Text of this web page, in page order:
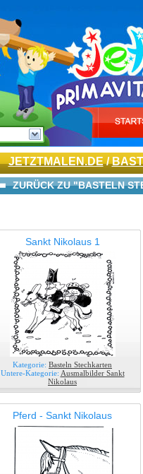
JETZTMALEN.DE/
ZURÜCK ZU "BASTELN
Sankt Nikolaus 1
Kategorie: Basteln Stechkarten
Untere-Kategorie: Ausmalbilder Sankt
Nikolaus
Pferd - Sankt Nikolaus